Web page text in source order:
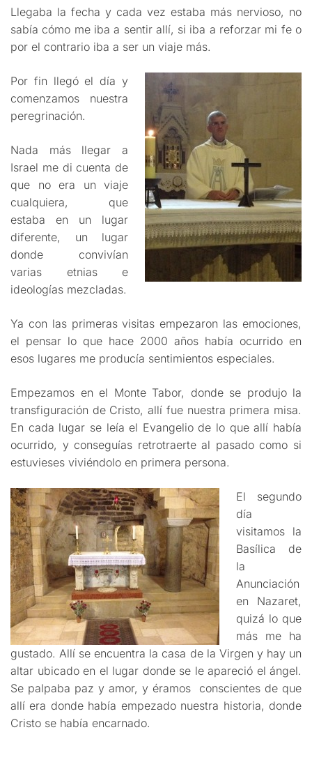
Llegaba la fecha y cada vez estaba más nervioso, no
sabía cómo me iba a sentir allí, si iba a reforzar mi fe o
por el contrario iba a ser un viaje más.
Por fin llegó el día y
comenzamos nuestra
peregrinación.
Nada más llegar a
Israel me di cuenta de
que no era un viaje
cualquiera, que
estaba en un lugar
diferente, un lugar
donde convivían
varias etnias e
ideologías mezcladas.
Ya con las primeras visitas empezaron las emociones,
el pensar lo que hace 2000 años había ocurrido en
esos lugares me producía sentimientos especiales.
Empezamos en el Monte Tabor, donde se produjo la
transfiguración de Cristo, allí fue nuestra primera misa.
En cada lugar se leía el Evangelio de lo que allí había
ocurrido, y conseguías retrotraerte al pasado como si
estuvieses viviéndolo en primera persona.
El segundo
día
visitamos la
Basílica de
la
Anunciación
en Nazaret,
quizá lo que
más me ha
gustado. Allí se encuentra la casa de la Virgen y hay un
altar ubicado en el lugar donde se le apareció el ángel.
Se palpaba paz y amor, y éramos conscientes de que
allí era donde había empezado nuestra historia, donde
Cristo se había encarnado.